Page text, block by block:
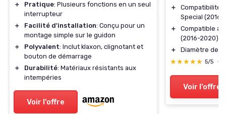
＋ Pratique: Plusieurs fonctions en un seul
interrupteur
＋
Facilité d'installation: Conçu pour un
montage simple sur le guidon
＋
Polyvalent: Inclut klaxon, clignotant et
bouton de démarrage
＋
Durabilité: Matériaux résistants aux
intempéries
Voir l'offre
＋
Compatibilité
Special (2016-
＋
Compatible
(2016-2020)
＋
Diamètre de
★★★★★
★★★★★ 5/5 —
Voir l'offre